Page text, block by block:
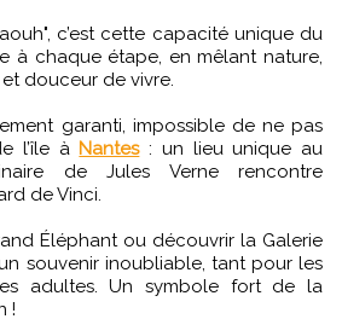
c’est cette capacité unique du
à chaque étape, en mêlant nature,
douceur de vivre.
garanti, impossible de ne pas
l’île à Nantes: un lieu unique au
de Jules Verne rencontre
de Vinci.
Éléphant ou découvrir la Galerie
souvenir inoubliable, tant pour les
adultes. Un symbole fort de la
!